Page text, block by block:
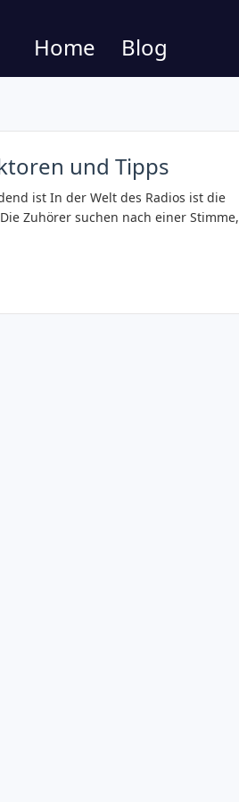
Home Blog
und Tipps
ist In der Welt des Radios ist die
Zuhörer suchen nach einer Stimme,